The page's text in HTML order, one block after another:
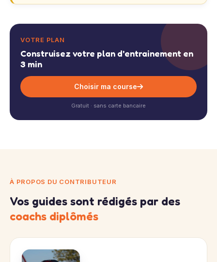
VOTRE PLAN
Construisez votre plan d'entrainement en
3 min
Choisir ma course
Gratuit · sans carte bancaire
À PROPOS DU CONTRIBUTEUR
Vos guides sont rédigés par des
coachs diplômés